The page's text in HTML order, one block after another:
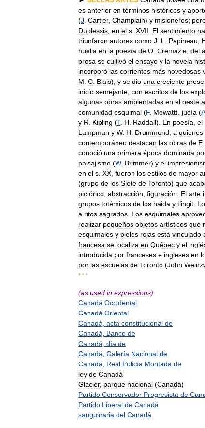
es anterior en términos históricos y
(J Cartier, Champlain) y misioneros;
Duplessis en el s XVII El sentimiento
triunfaron autores como J L Papineau
huella en la poesía de O Crémazie del
prosa se cultivó el ensayo y la novela
incorporó las corrientes más novedosas
M C Blais), y se dio una creciente
inicio semejante con escritos de los
algunas obras ambientadas en el oeste
comunidad esquimal (F. Mowatt), judía (A
y R Kipling (T. H Raddall). En poesía el
Lampman y W. H Drummond a quienes
contemporáneo destacan las obras de E
conoció una primera época dominada
paisajismo (W. Brimmer) y el
en el s XX fueron los estilos de mayor
(grupo de los Siete de Toronto) que
pictórico abstracción figuración El arte
grupos totémicos de los haida y tlingit
a ritos sagrados Los esquimales
realizar pequeños objetos artísticos que
esquimales y pieles rojas está vinculado
francesa se localiza en Québec y el
introducida por franceses e ingleses en
por las escuelas de Toronto (John
* * *
(as used in expressions)
Canadá Occidental
Canadá Oriental
Canadá acta constitucional de
Canadá
Banco de
Canadá día de
Canadá Galería Nacional de
Canadá
Real Policía Montada de
ley de Canadá
Glacier, parque nacional (Canadá)
Partido Conservador Progresista de
Partido Liberal de Canadá
sanguinaria del Canadá